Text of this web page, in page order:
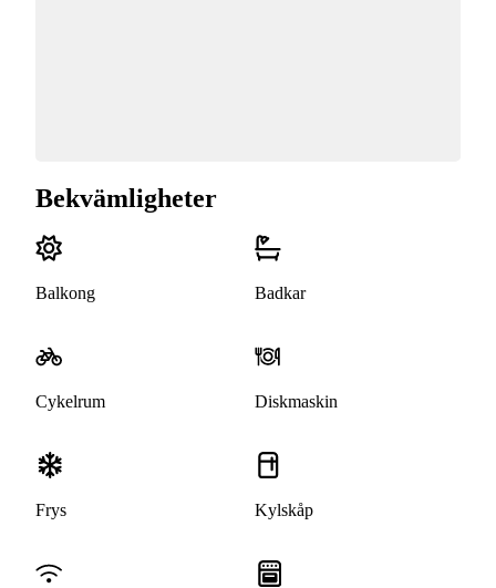
Bekvämligheter
Balkong Badkar
Cykelrum Diskmaskin
Frys Kylskåp